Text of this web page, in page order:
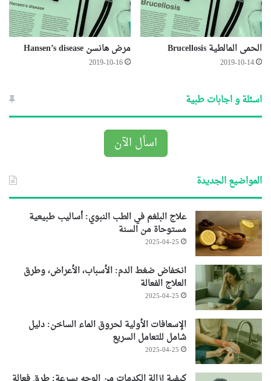
الحمى المالطية Brucellosis
2019-10-14
مرض هانسن Hansen’s disease
2019-10-16
اسئلة و اجابات طبية
اسأل الآن
المواضيع الجديدة
علاج البلغم في الطب النبوي: أساليب طبيعية
مستوحاة من السنة
2025-04-25
انخفاض ضغط الدم: الأسباب، الأعراض، وطرق
العلاج الفعالة
2025-04-25
الإسعافات الأولية لحروق الماء الساخن: دليل
شامل للتعامل السريع
2025-04-25